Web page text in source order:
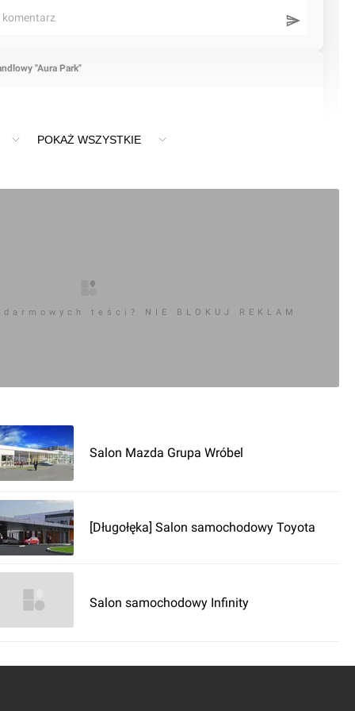
komentarz
"Aura Park"
komentarz
"Aura Park"
POKAŻ WSZYSTKIE
teści? NIE BLOKUJ REKLAM
Salon Mazda Grupa Wróbel
[Długołęka] Salon samochodowy Toyota
Salon samochodowy Infinity